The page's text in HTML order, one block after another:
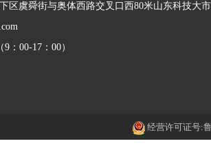
区虞舜街与奥体西路交叉口西80米山东科技大
：00-17：00）
经营许可证号: